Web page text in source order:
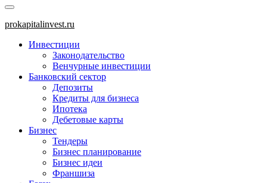
Основное
меню
prokapitalinvest.ru
Инвестиции
Законодательство
Венчурные инвестиции
Банковский сектор
Депозиты
Кредиты для бизнеса
Ипотека
Дебетовые карты
Бизнес
Тендеры
Бизнес планирование
Бизнес идеи
Франшиза